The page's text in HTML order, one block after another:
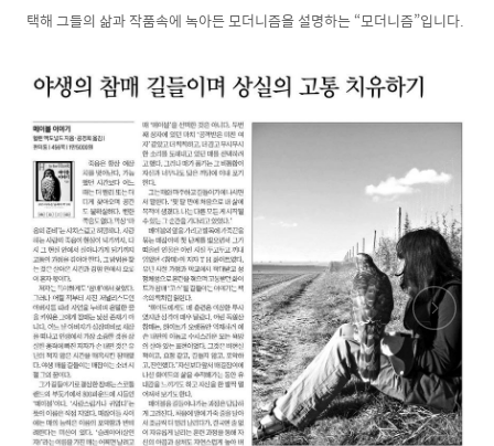
택해 그들의 삶과 작품속에 녹아든 모더니즘을 설명하는 “모더니즘”입니다.